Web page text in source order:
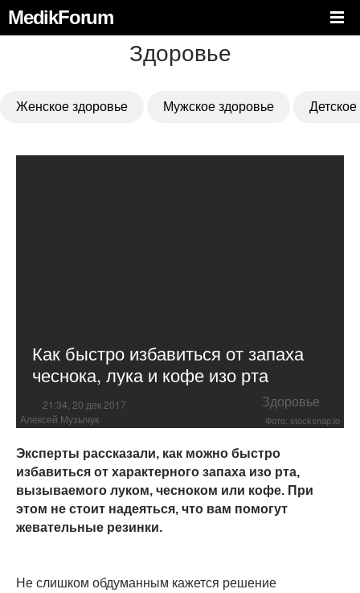
MedikForum
Здоровье
Женское здоровье Мужское здоровье
Как быстро избавиться от запаха
чеснока, лука и кофе изо рта
21:34, 20 дек 2017 Здоровье
Алексей Музычук Фото: stocksnap.io
Эксперты рассказали, как можно быстро
избавиться от характерного запаха изо рта,
вызываемого луком, чесноком или кофе. При
этом не стоит надеяться, что вам помогут
жевательные резинки.
Не слишком обдуманным кажется решение